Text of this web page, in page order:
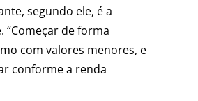
segundo ele, é a
“Começar de forma
com valores menores, e
conforme a renda